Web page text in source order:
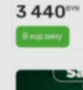
В корзину
3 440BYN